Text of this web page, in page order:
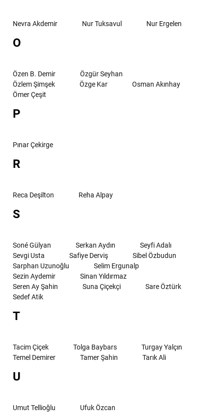
Nevra Akdemir Nur Tuksavul Nur Ergelen
O
Özen B. Demir
Özgür Seyhan
Özlem Şimşek
Özge Kar
Osman Akınhay
Ömer Çeşit
P
Pınar Çekirge
R
Reca Deşilton Reha Alpay
S
Soné Gülyan Serkan Aydın
Seyfi Adalı
Sevgi Usta
Safiye Derviş
Sibel Özbudun
Sarphan Uzunoğlu
Selim Ergunalp
Sezin Aydemir
Sinan Yıldırmaz
Seren Ay Şahin
Suna Çiçekçi
Sare Öztürk
Sedef Atik
T
Tacim Çiçek Tolga Baybars
Turgay Yalçın
Temel Demirer
Tamer Şahin Tarık Ali
U
Umut Tellioğlu Ufuk Özcan